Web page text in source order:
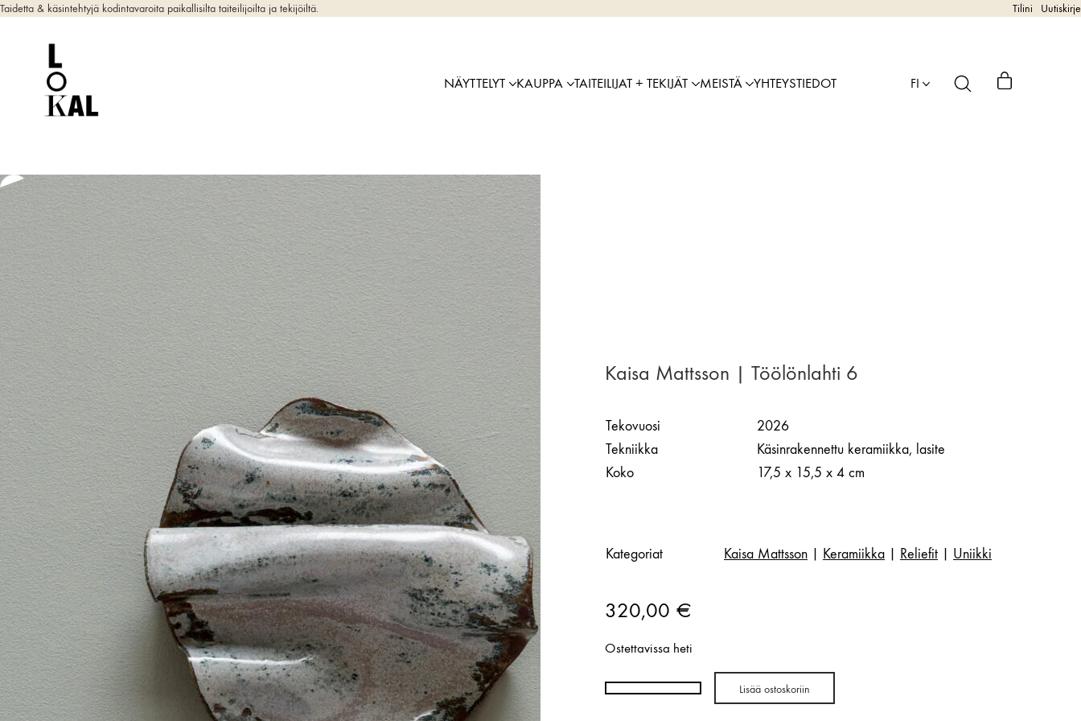
Taidetta & käsintehtyjä kodintavaroita paikallisilta taiteilijoilta ja tekijöiltä. Tilini Uutiskirje
NÄYTTELYT KAUPPA TAITEILIJAT + TEKIJÄT MEISTÄ YHTEYSTIEDOT FI
Kaisa Mattsson | Töölönlahti 6
Tekovuosi
2026
Tekniikka
Käsinrakennettu keramiikka, lasite
Koko
17,5 x 15,5 x 4 cm
Kategoriat Kaisa Mattsson Keramiikka Reliefit Uniikki
320,00 €
Ostettavissa heti
Kaisa
Lisää ostoskoriin